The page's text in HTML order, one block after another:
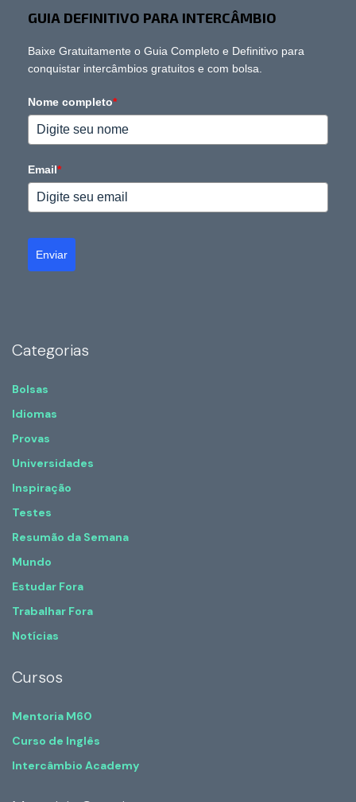
GUIA DEFINITIVO PARA INTERCÂMBIO
Baixe Gratuitamente o Guia Completo e Definitivo para
conquistar intercâmbios gratuitos e com bolsa.
Nome completo*
Email*
Enviar
Categorias
Bolsas
Idiomas
Provas
Universidades
Inspiração
Testes
Resumão da Semana
Mundo
Estudar Fora
Trabalhar Fora
Notícias
Cursos
Mentoria M60
Curso de Inglês
Intercâmbio Academy